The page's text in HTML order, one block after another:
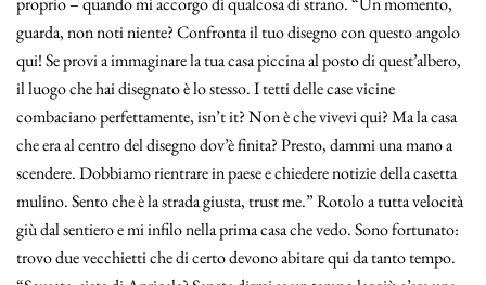
guarda, non noti niente? Confronta il tuo disegno con questo angolo
qui! Se provi a immaginare la tua casa piccina al posto di quest’albero,
il luogo che hai disegnato è lo stesso. I tetti delle case vicine
combaciano perfettamente, isn’t it? Non è che vivevi qui? Ma la casa
che era al centro del disegno dov’è finita? Presto, dammi una mano a
scendere. Dobbiamo rientrare in paese e chiedere notizie della casetta
mulino. Sento che è la strada giusta, trust me.” Rotolo a tutta velocità
giù dal sentiero e mi infilo nella prima casa che vedo. Sono fortunato:
trovo due vecchietti che di certo devono abitare qui da tanto tempo.